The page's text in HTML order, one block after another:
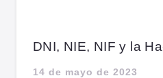
DNI, NIE, NIF y la
14 de mayo de 2023